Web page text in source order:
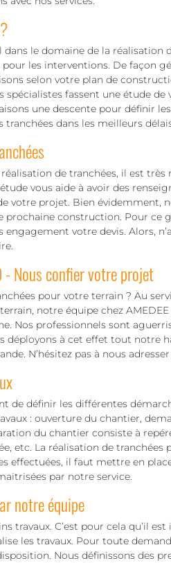
le domaine de la réalisation
les interventions. De façon
selon votre plan de
fassent une étude de
une descente pour définir
dans les meilleurs
de tranchées, il est très
vous aide à avoir des
votre projet. Bien évidemment,
construction. Pour ce
votre devis. Alors,
Nous confier votre projet
pour votre terrain ? Au
notre équipe chez
Nos professionnels sont
déployons à cet effet tout notre
N’hésitez pas à nous
de définir les différentes
: ouverture du chantier,
du chantier consiste à
etc. La réalisation de
effectuées, il faut mettre en
par notre service.
notre équipe
travaux. C’est pour cela qu’il
les travaux. Pour toute
Nous définissons des